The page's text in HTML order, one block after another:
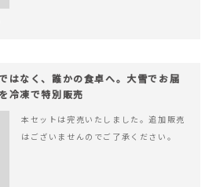
はなく、誰かの食卓へ。大雪でお届
冷凍で特別販売
本セットは完売いたしました。追加販売
はございませんのでご了承ください。